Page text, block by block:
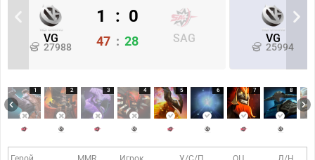
VG
27988
SAG
1 : 0
47 : 28 VG
25994
1 2 3 4 5 6 7 8